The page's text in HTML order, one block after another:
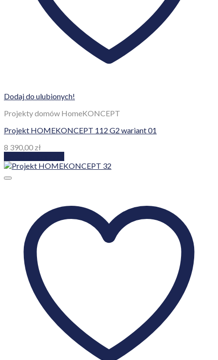
Dodaj do ulubionych!
Projekty domów HomeKONCEPT
Projekt HOMEKONCEPT 112 G2 wariant 01
8 390,00 zł